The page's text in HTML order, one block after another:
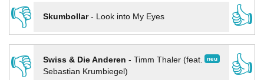
👎
Skumbollar- Look into My Eyes
👍
👎
neu
Swiss & Die Anderen - Timm Thaler (feat.
Sebastian Krumbiegel)
👍